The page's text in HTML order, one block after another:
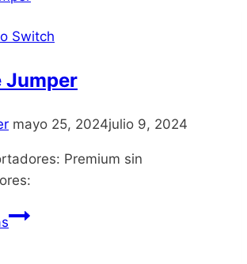
Switch
Jumper
mayo 25, 2024julio 9, 2024
Premium sin
Blade